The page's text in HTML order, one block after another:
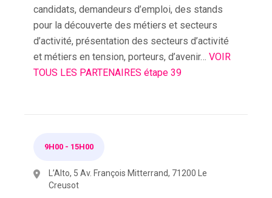
candidats, demandeurs d’emploi, des stands
pour la découverte des métiers et secteurs
d’activité, présentation des secteurs d’activité
et métiers en tension, porteurs, d’avenir… VOIR
TOUS LES PARTENAIRES étape 39
9H00 - 15H00
L’Alto, 5 Av. François Mitterrand, 71200 Le
Creusot